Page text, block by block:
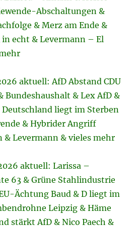
Abschaltungen &
& Merz am Ende &
in echt & Levermann – El
aktuell: AfD Abstand CDU
Bundeshaushalt & Lex AfD &
liegt im Sterben
& Hybrider Angriff
& Levermann & vieles mehr
aktuell: Larissa –
63 & Grüne Stahlindustrie
Ächtung Baud & D liegt im
Leipzig & Häme
stärkt AfD & Nico Paech &